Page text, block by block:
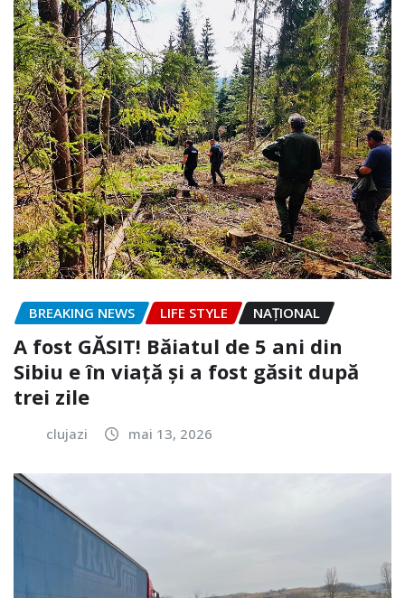
BREAKING NEWS LIFE STYLE NAŢIONAL
A fost GĂSIT! Băiatul de 5 ani din
Sibiu e în viață și a fost găsit după
trei zile
clujazi mai 13, 2026